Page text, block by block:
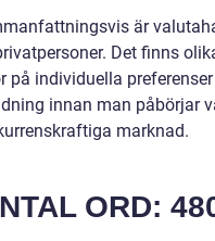
är
Det finns
på individuella
innan man påbörjar
marknad.
ORD: